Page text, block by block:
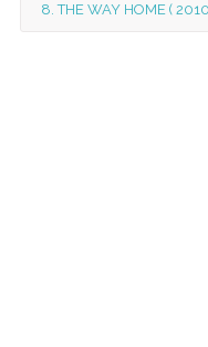
8. THE WAY HOME (